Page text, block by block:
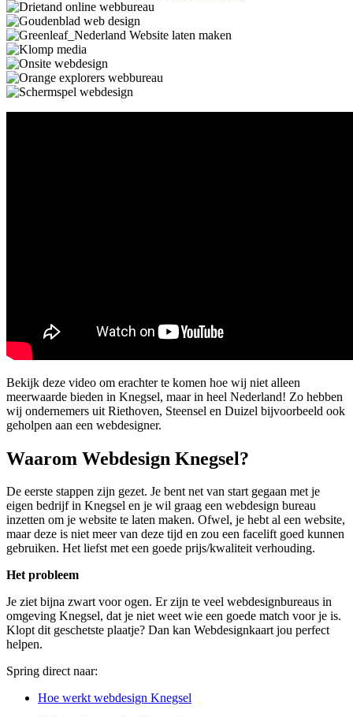
Bekijk deze video om erachter te komen hoe wij niet alleen
meerwaarde bieden in Knegsel, maar in heel Nederland! Zo hebben
wij ondernemers uit Riethoven, Steensel en Duizel bijvoorbeeld ook
geholpen aan een webdesigner.
Waarom Webdesign Knegsel?
De eerste stappen zijn gezet. Je bent net van start gegaan met je
eigen bedrijf in Knegsel en je wil graag een webdesign bureau
inzetten om je website te laten maken. Ofwel, je hebt al een website,
maar deze is niet meer van deze tijd en zou een facelift goed kunnen
gebruiken. Het liefst met een goede prijs/kwaliteit verhouding.
Het probleem
Je ziet bijna zwart voor ogen. Er zijn te veel webdesignbureaus in
omgeving Knegsel, dat je niet weet wie een goede match voor je is.
Klopt dit geschetste plaatje? Dan kan Webdesignkaart jou perfect
helpen.
Spring direct naar:
Hoe werkt webdesign Knegsel